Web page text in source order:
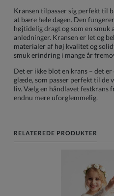
Kransen tilpasser sig perfekt til
at bære hele dagen. Den
højtidelig dragt og som en smuk
anledninger. Kransen er let og
materialer af høj kvalitet og
smuk erindring i mange år
Det er ikke blot en krans – det
glæde, som passer perfekt til de
liv. Vælg en håndlavet festkrans
endnu mere uforglemmelig.
RELATEREDE PRODUKTER